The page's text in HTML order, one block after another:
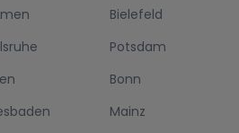
Bielefeld
Potsdam
Bonn
Mainz